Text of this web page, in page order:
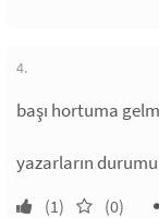
4.
başı hortuma
yazarların
(1) (0)